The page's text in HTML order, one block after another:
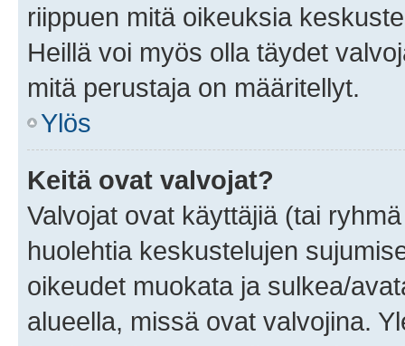
riippuen mitä oikeuksia
Heillä voi myös olla täydet
mitä perustaja on määritellyt.
Ylös
Keitä ovat valvojat?
Valvojat ovat käyttäjiä (tai
huolehtia keskustelujen
oikeudet muokata ja sulkea/
alueella, missä ovat valvojina.